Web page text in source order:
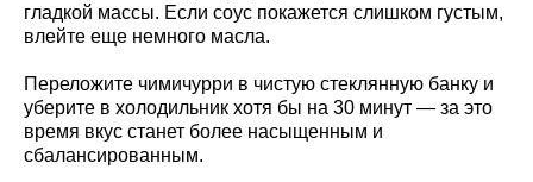
гладкой массы. Если соус покажется слишком густым,
влейте еще немного масла.
Переложите чимичурри в чистую стеклянную банку и
уберите в холодильник хотя бы на 30 минут — за это
время вкус станет более насыщенным и
сбалансированным.